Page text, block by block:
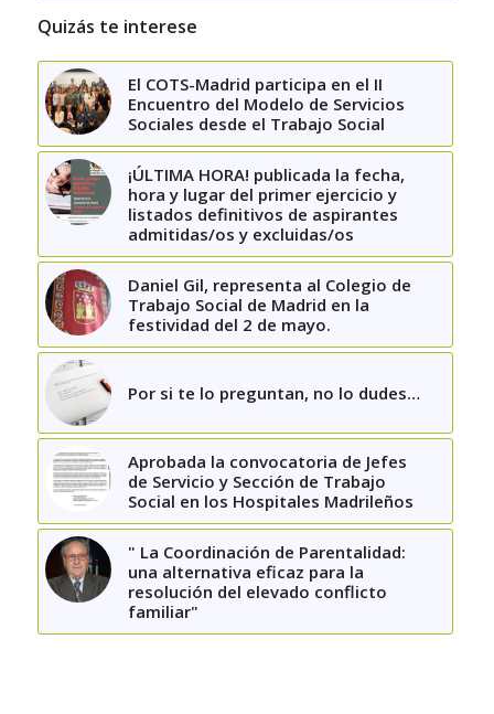
Quizás te interese
El COTS-Madrid participa en el II
Encuentro del Modelo de Servicios
Sociales desde el Trabajo Social
¡ÚLTIMA HORA! publicada la fecha,
hora y lugar del primer ejercicio y
listados definitivos de aspirantes
admitidas/os y excluidas/os
Daniel Gil, representa al Colegio de
Trabajo Social de Madrid en la
festividad del 2 de mayo.
Por si te lo preguntan, no lo dudes…
Aprobada la convocatoria de Jefes
de Servicio y Sección de Trabajo
Social en los Hospitales Madrileños
" La Coordinación de Parentalidad:
una alternativa eficaz para la
resolución del elevado conflicto
familiar"